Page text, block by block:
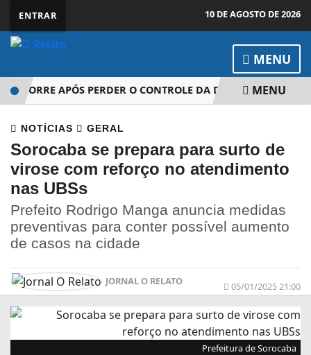
ENTRAR 10 DE AGOSTO DE 2026
MENU
MORRE APÓS PERDER O CONTROLE DA DIREÇÃO NA SP-
MENU
NOTÍCIAS GERAL
Sorocaba se prepara para surto de
virose com reforço no atendimento
nas UBSs
Prefeito Rodrigo Manga anuncia medidas
preventivas para conter possível aumento
de casos na cidade
JORNAL O RELATO 05/01/2025 21:00
Prefeitura de Sorocaba